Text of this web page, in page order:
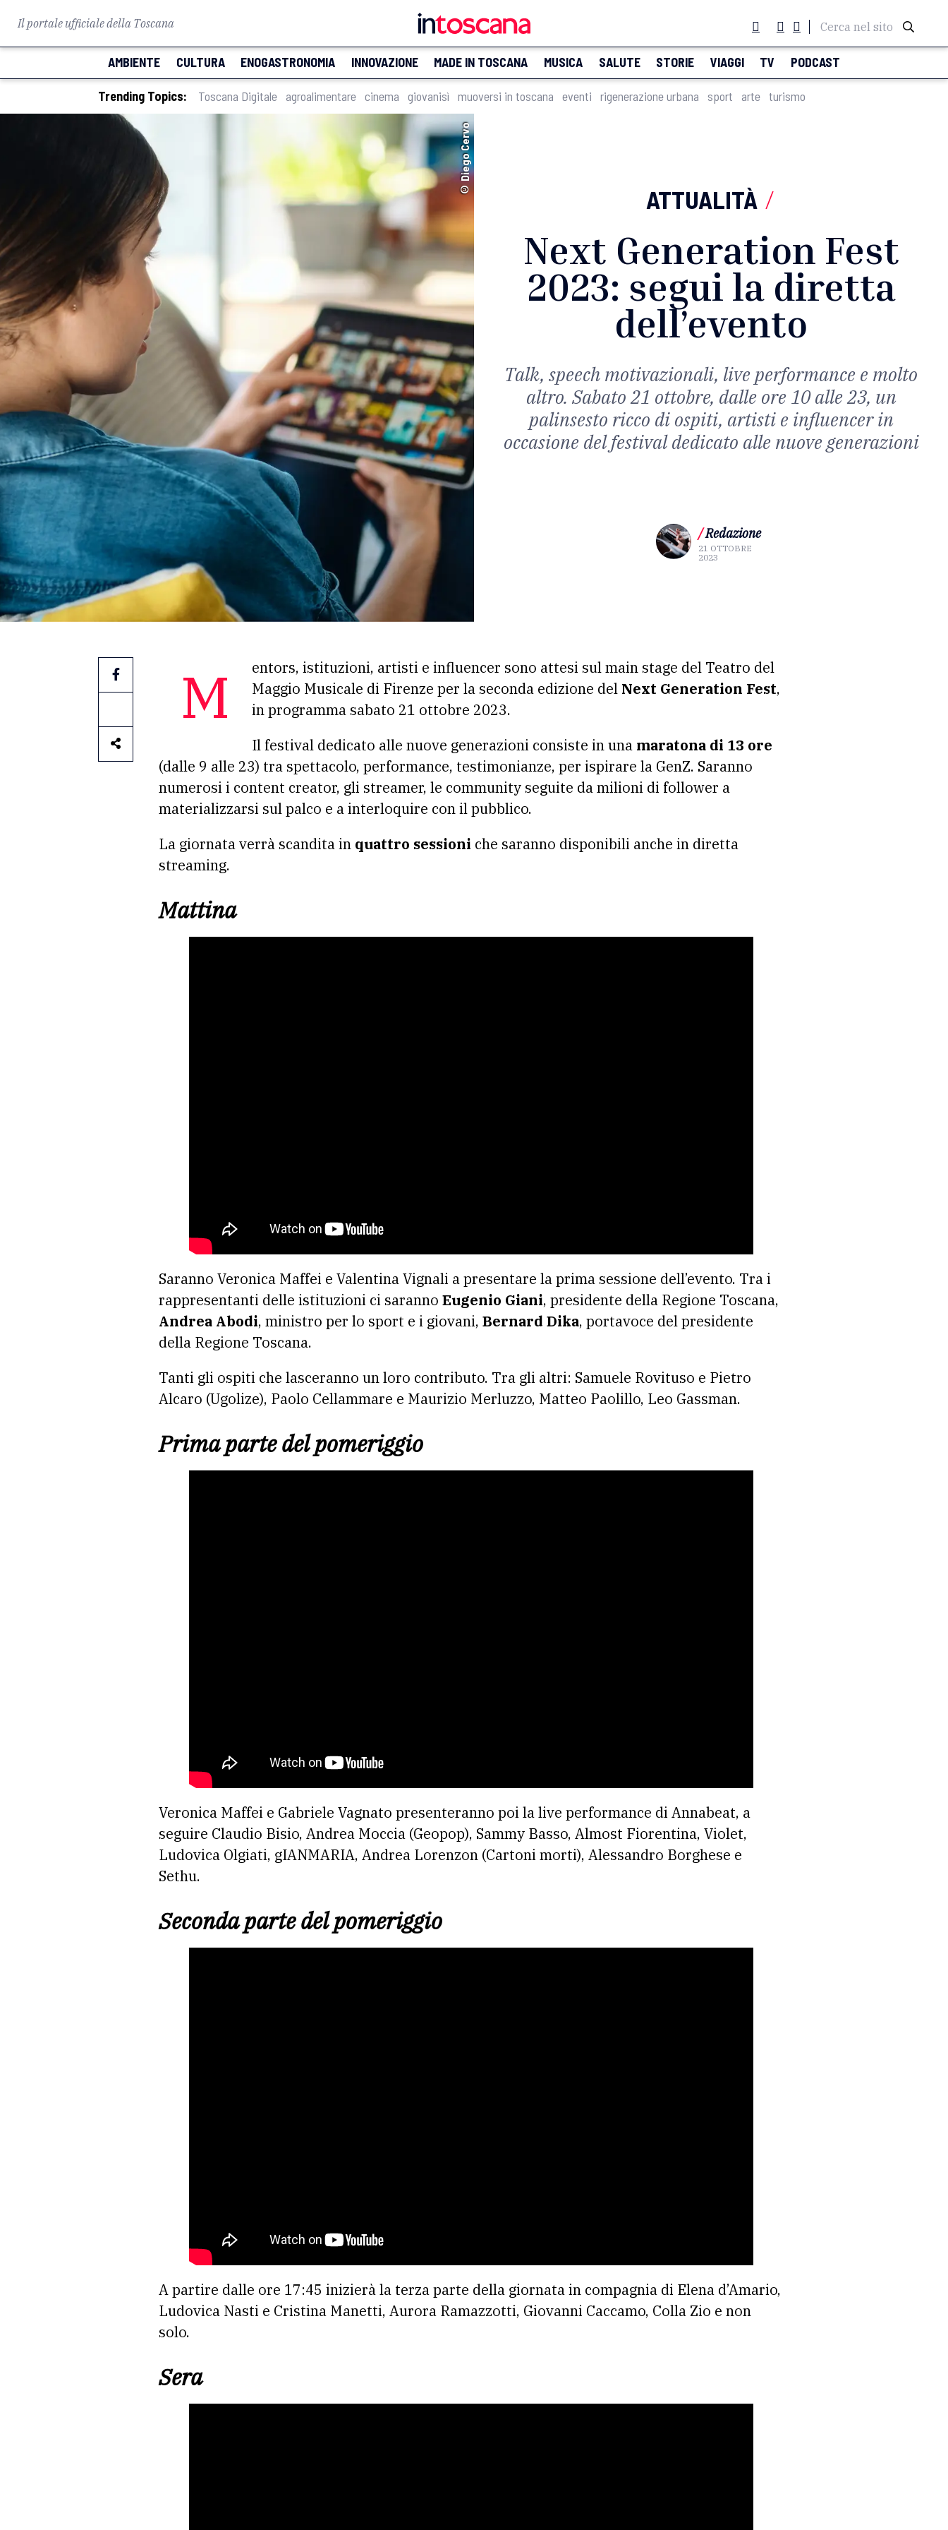
Il portale ufficiale della Toscana Cerca nel sito
AMBIENTE CULTURA ENOGASTRONOMIA INNOVAZIONE MADE IN TOSCANA MUSICA SALUTE STORIE VIAGGI TV PODCAST
Trending Topics: Toscana Digitale agroalimentare cinema giovanisì muoversi in toscana eventi rigenerazione urbana sport arte turismo
© Diego Cervo
ATTUALITÀ /
Next Generation Fest
2023: segui la diretta
dell’evento
Talk, speech motivazionali, live performance e molto
altro. Sabato 21 ottobre, dalle ore 10 alle 23, un
palinsesto ricco di ospiti, artisti e influencer in
occasione del festival dedicato alle nuove generazioni
/Redazione
21 OTTOBRE
2023
Mentors, istituzioni, artisti e influencer sono attesi sul main stage del Teatro del Maggio Musicale di Firenze per la seconda edizione del Next Generation Fest,
in programma sabato 21 ottobre 2023.
Il festival dedicato alle nuove generazioni consiste in una maratona di 13 ore
(dalle 9 alle 23) tra spettacolo, performance, testimonianze, per ispirare la GenZ. Saranno
numerosi i content creator, gli streamer, le community seguite da milioni di follower a
materializzarsi sul palco e a interloquire con il pubblico.
La giornata verrà scandita in quattro sessioni che saranno disponibili anche in diretta
streaming.
Mattina
Saranno Veronica Maffei e Valentina Vignali a presentare la prima sessione dell’evento. Tra i
rappresentanti delle istituzioni ci saranno Eugenio Giani, presidente della Regione Toscana,
Andrea Abodi, ministro per lo sport e i giovani, Bernard Dika, portavoce del presidente
della Regione Toscana.
Tanti gli ospiti che lasceranno un loro contributo. Tra gli altri: Samuele Rovituso e Pietro
Alcaro (Ugolize), Paolo Cellammare e Maurizio Merluzzo, Matteo Paolillo, Leo Gassman.
Prima parte del pomeriggio
Veronica Maffei e Gabriele Vagnato presenteranno poi la live performance di Annabeat, a
seguire Claudio Bisio, Andrea Moccia (Geopop), Sammy Basso, Almost Fiorentina, Violet,
Ludovica Olgiati, gIANMARIA, Andrea Lorenzon (Cartoni morti), Alessandro Borghese e
Sethu.
Seconda parte del pomeriggio
A partire dalle ore 17:45 inizierà la terza parte della giornata in compagnia di Elena d’Amario,
Ludovica Nasti e Cristina Manetti, Aurora Ramazzotti, Giovanni Caccamo, Colla Zio e non
solo.
Sera